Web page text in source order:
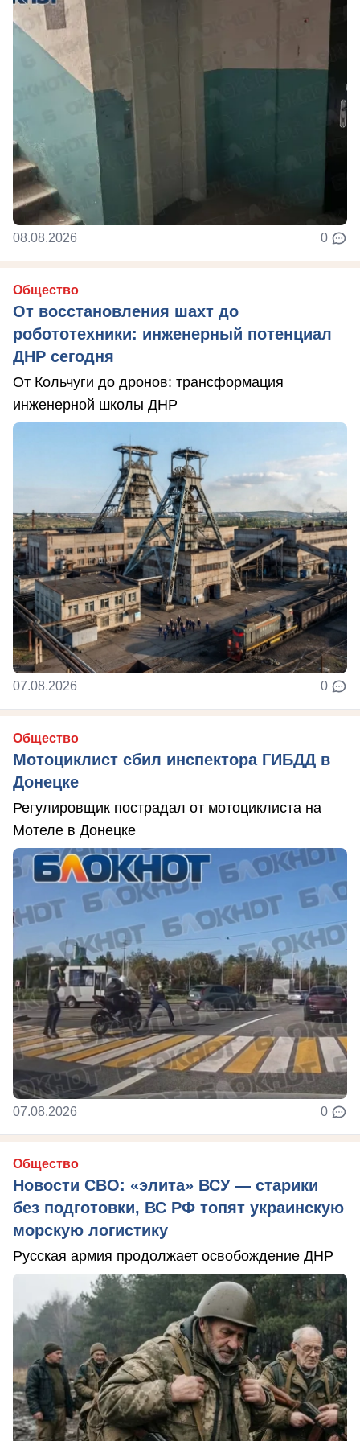
08.08.2026 0
Общество
От восстановления шахт до
робототехники: инженерный потенциал
ДНР сегодня
От Кольчуги до дронов: трансформация
инженерной школы ДНР
07.08.2026 0
Общество
Мотоциклист сбил инспектора ГИБДД в
Донецке
Регулировщик пострадал от мотоциклиста на
Мотеле в Донецке
07.08.2026 0
Общество
Новости СВО: «элита» ВСУ — старики
без подготовки, ВС РФ топят украинскую
морскую логистику
Русская армия продолжает освобождение ДНР